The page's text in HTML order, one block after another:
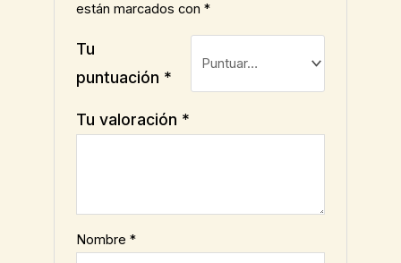
están marcados con*
Tu
puntuación *
Tu valoración *
Nombre*